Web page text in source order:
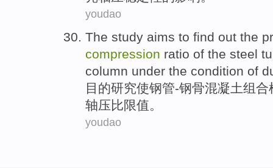
youdao
The study aims to find out the
compression ratio of the steel
column under the condition of
目的研究使钢管-钢骨混凝土组合
轴压比限值。
youdao